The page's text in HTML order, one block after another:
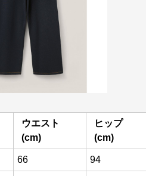
ウエスト
(cm)
ヒップ
(cm)
66 94